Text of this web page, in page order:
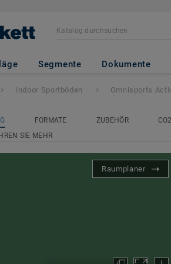
Segmente Dokumente
Active + (8,1
Indoor Sportböden Omnisports
FORMATE ZUBEHÖR
SIE MEHR
Raumplaner